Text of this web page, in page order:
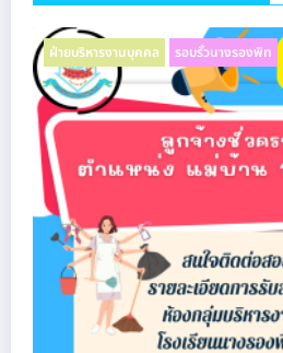
ฝ่ายบริหารงานบุคคล รอบรั้วนางรองพิท